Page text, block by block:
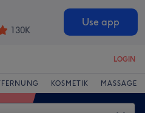
130K
Use app
LOGIN
KOSMETIK MASSAGE